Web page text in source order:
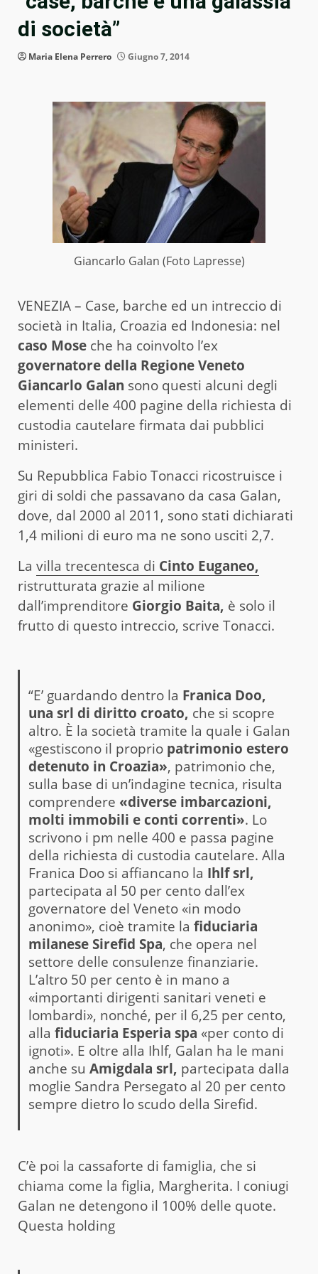
di società”
Maria Elena Perrero Giugno 7, 2014
Giancarlo Galan (Foto Lapresse)
VENEZIA – Case, barche ed un intreccio di
società in Italia, Croazia ed Indonesia: nel
caso Mose che ha coinvolto l’ex
governatore della Regione Veneto
Giancarlo Galan sono questi alcuni degli
elementi delle 400 pagine della richiesta di
custodia cautelare firmata dai pubblici
ministeri.
Su Repubblica Fabio Tonacci ricostruisce i
giri di soldi che passavano da casa Galan,
dove, dal 2000 al 2011, sono stati dichiarati
1,4 milioni di euro ma ne sono usciti 2,7.
La villa trecentesca di Cinto Euganeo,
ristrutturata grazie al milione
dall’imprenditore Giorgio Baita, è solo il
frutto di questo intreccio, scrive Tonacci.
“E’ guardando dentro la Franica Doo,
una srl di diritto croato, che si scopre
altro. È la società tramite la quale i Galan
«gestiscono il propriopatrimonio estero
detenuto in Croazia», patrimonio che,
sulla base di un’indagine tecnica, risulta
comprendere «diverse imbarcazioni,
molti immobili e conti correnti». Lo
scrivono i pm nelle 400 e passa pagine
della richiesta di custodia cautelare. Alla
Franica Doo si affiancano la Ihlf srl,
partecipata al 50 per cento dall’ex
governatore del Veneto «in modo
anonimo», cioè tramite la fiduciaria
milanese Sirefid Spa, che opera nel
settore delle consulenze finanziarie.
L’altro 50 per cento è in mano a
«importanti dirigenti sanitari veneti e
lombardi», nonché, per il 6,25 per cento,
alla fiduciaria Esperia spa «per conto di
ignoti». E oltre alla Ihlf, Galan ha le mani
anche su Amigdala srl, partecipata dalla
moglie Sandra Persegato al 20 per cento
sempre dietro lo scudo della Sirefid.
C’è poi la cassaforte di famiglia, che si
chiama come la figlia, Margherita. I coniugi
Galan ne detengono il 100% delle quote.
Questa holding